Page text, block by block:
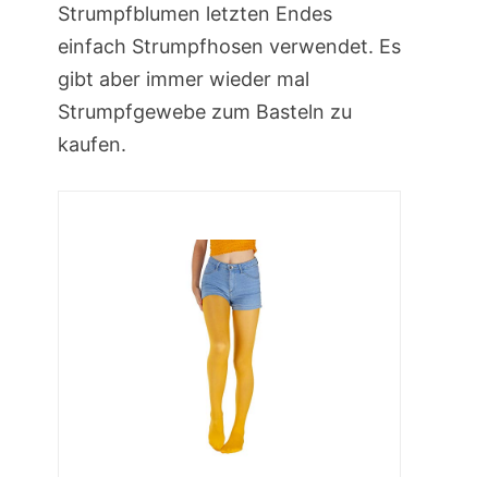
Strumpfblumen letzten Endes
einfach Strumpfhosen verwendet. Es
gibt aber immer wieder mal
Strumpfgewebe zum Basteln zu
kaufen.